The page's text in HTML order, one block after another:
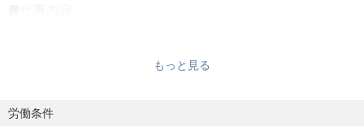
等幅広く活躍いただきます。
【秘書業務】
もっと見る
労働条件